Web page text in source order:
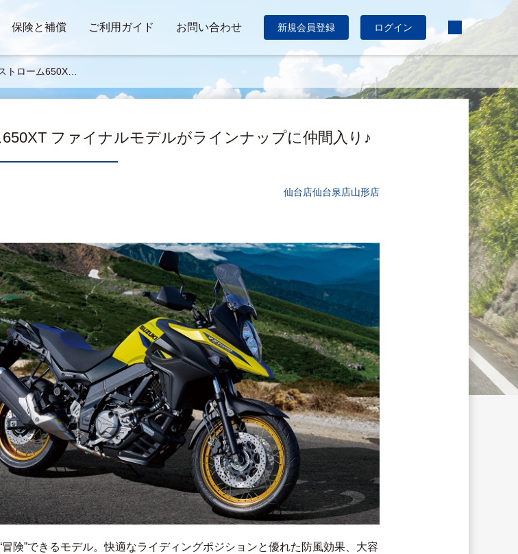
保険と補償 ご利用ガイド お問い合わせ 新規会員登録 ログイン
トローム650XT
ップに仲間入り
ファイナルモデルがラインナップに仲間入り♪
仙台店仙台泉店山形店
険”できるモデル。快適なライディングポジションと優れた防風効果、大容